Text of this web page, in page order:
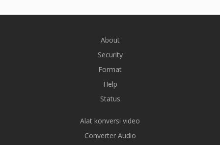
About
Security
Format
Help
Status
Alat konversi video
Converter Audio